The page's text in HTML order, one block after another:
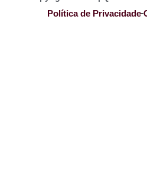
Política de Privacidade